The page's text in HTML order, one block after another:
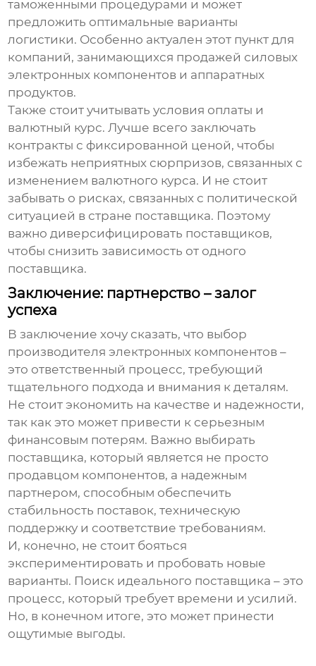
таможенными процедурами и может
предложить оптимальные варианты
логистики. Особенно актуален этот пункт для
компаний, занимающихся продажей силовых
электронных компонентов и аппаратных
продуктов.
Также стоит учитывать условия оплаты и
валютный курс. Лучше всего заключать
контракты с фиксированной ценой, чтобы
избежать неприятных сюрпризов, связанных с
изменением валютного курса. И не стоит
забывать о рисках, связанных с политической
ситуацией в стране поставщика. Поэтому
важно диверсифицировать поставщиков,
чтобы снизить зависимость от одного
поставщика.
Заключение: партнерство – залог
успеха
В заключение хочу сказать, что выбор
производителя электронных компонентов –
это ответственный процесс, требующий
тщательного подхода и внимания к деталям.
Не стоит экономить на качестве и надежности,
так как это может привести к серьезным
финансовым потерям. Важно выбирать
поставщика, который является не просто
продавцом компонентов, а надежным
партнером, способным обеспечить
стабильность поставок, техническую
поддержку и соответствие требованиям.
И, конечно, не стоит бояться
экспериментировать и пробовать новые
варианты. Поиск идеального поставщика – это
процесс, который требует времени и усилий.
Но, в конечном итоге, это может принести
ощутимые выгоды.